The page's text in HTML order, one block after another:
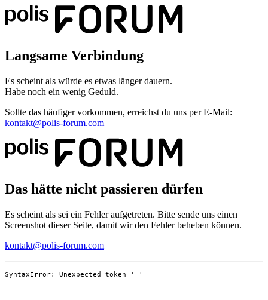
Langsame Verbindung
Es scheint als würde es etwas länger dauern.
Habe noch ein wenig Geduld.
Sollte das häufiger vorkommen, erreichst du uns per E-Mail:
kontakt@polis-forum.com
Das hätte nicht passieren dürfen
Es scheint als sei ein Fehler aufgetreten. Bitte sende uns einen
Screenshot dieser Seite, damit wir den Fehler beheben können.
kontakt@polis-forum.com
SyntaxError: Unexpected token '='